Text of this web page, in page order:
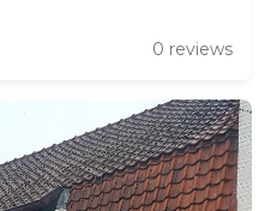
0 reviews